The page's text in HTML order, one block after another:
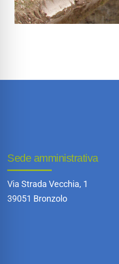
Sede amministrativa
Via Strada Vecchia, 1
39051 Bronzolo